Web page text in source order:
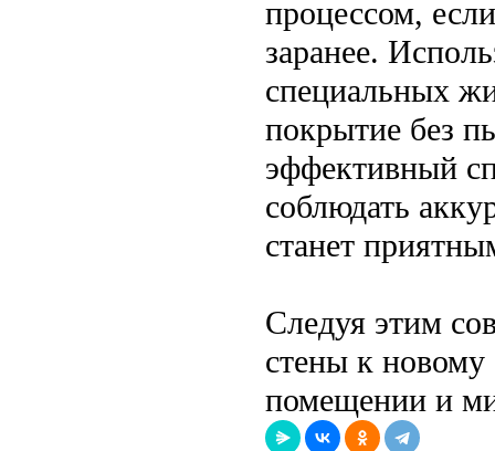
процессом,
заранее.
специальных
покрытие без
эффективный
соблюдать
станет
Следуя этим
стены к
помещении и